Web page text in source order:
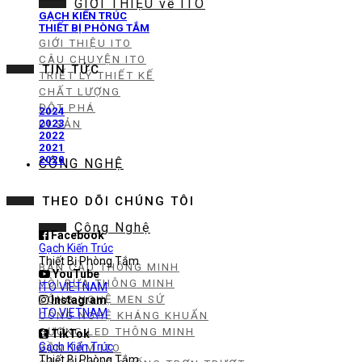
GIỚI THIỆU về ITO
GIỚI THIỆU ITO
CÂU CHUYỆN ITO
TRIẾT LÝ THIẾT KẾ
CHẤT LƯỢNG
ĐỘT PHÁ
DI SẢN
CÔNG NGHỆ
Công Nghệ
BÀN CẦU THÔNG MINH
VÒI RỬA THÔNG MINH
CÔNG NGHỆ MEN SỨ
CÔNG NGHỆ KHÁNG KHUẨN
GƯƠNG LED THÔNG MINH
BỒN TẮM ITO
GẠCH KIẾN TRÚC
THIẾT BỊ PHÒNG TẮM
TIN TỨC
2024
2023
2022
2021
2020
THEO DÕI CHÚNG TÔI
Facebook
Gạch Kiến Trúc
Thiết Bị Phòng Tắm
YouTube
ITO VIETNAM
Instagram
ITO VIETNAM
TikTok
Gạch Kiến Trúc